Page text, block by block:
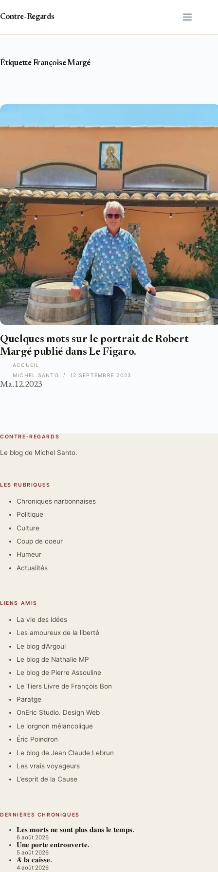
contenu
Contre-Regards
ÉtiquetteFrançoise Margé
ACCUEIL
Quelques mots sur le portrait de Robert
Margé publié dans Le Figaro.
Ma.12.2023
MICHEL SANTO 12 SEPTEMBRE 2023
CONTRE-REGARDS
Le blog de Michel Santo.
LES RUBRIQUES
Chroniques narbonnaises
Politique
Culture
Coup de coeur
Humeur
Actualités
LIENS AMIS
La vie des idées
Les amoureux de la liberté
Le blog d’Argoul
Le blog de Nathalie MP
Le blog de Pierre Assouline
Le Tiers Livre de François Bon
Paratge
OnEric Studio. Design Web
Le lorgnon mélancolique
Éric Poindron
Le blog de Jean Claude Lebrun
Les vrais voyageurs
L’esprit de la Cause
DERNIÈRES CHRONIQUES
𝐋𝐞𝐬 𝐦𝐨𝐫𝐭𝐬 𝐧𝐞 𝐬𝐨𝐧𝐭 𝐩𝐥𝐮𝐬 𝐝𝐚𝐧𝐬 𝐥𝐞 𝐭𝐞𝐦𝐩𝐬.
6 août 2026
𝐔𝐧𝐞 𝐩𝐨𝐫𝐭𝐞 𝐞𝐧𝐭𝐫𝐨𝐮𝐯𝐞𝐫𝐭𝐞.
5 août 2026
𝐀̀ 𝐥𝐚 𝐜𝐚𝐢𝐬𝐬𝐞.
4 août 2026